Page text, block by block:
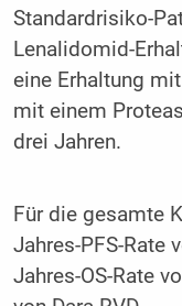
Standardrisiko-
Lenalidomid-
eine Erhaltung
mit einem
drei Jahren.
Für die gesamte
Jahres-PFS-Rate
Jahres-OS-Rate